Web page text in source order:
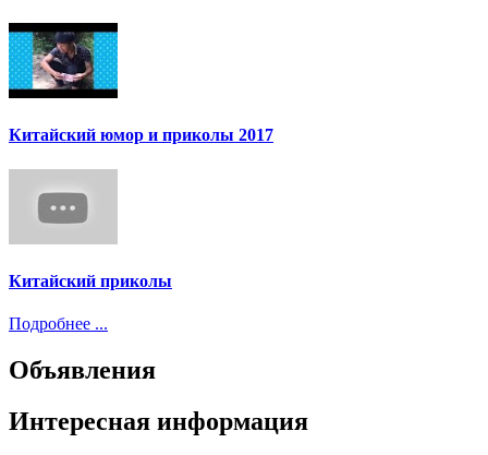
Китайский юмор и приколы 2017
Китайский приколы
Подробнее ...
Объявления
Интересная информация